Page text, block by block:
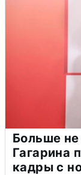
Больше
Гагарина
кадры с